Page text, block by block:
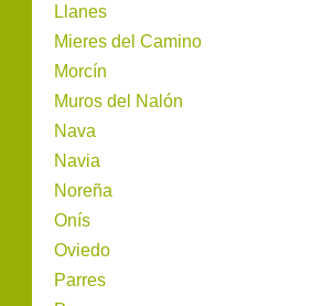
Llanes
Mieres del Camino
Morcín
Muros del Nalón
Nava
Navia
Noreña
Onís
Oviedo
Parres